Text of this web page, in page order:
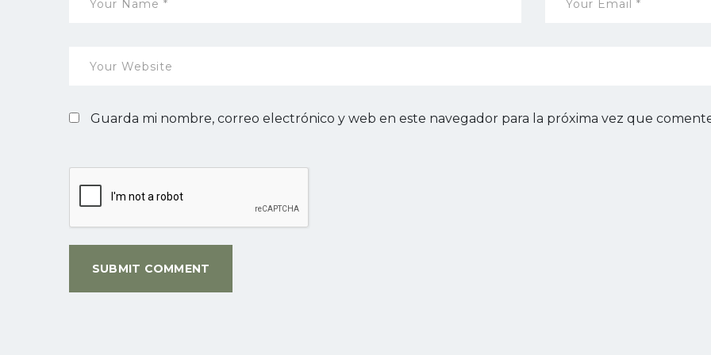
Guarda mi nombre, correo electrónico y web en este navegador para la próxima vez que